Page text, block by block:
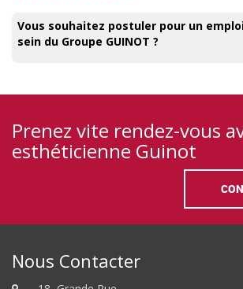
Vous souhaitez postuler pour un
sein du Groupe GUINOT ?
Prenez vite rendez-vous
esthéticienne Guinot
Nous Contacter